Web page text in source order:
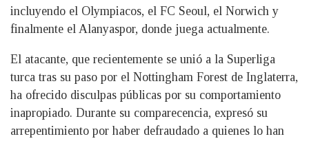
incluyendo el Olympiacos, el FC Seoul, el Norwich y
finalmente el Alanyaspor, donde juega actualmente.
El atacante, que recientemente se unió a la Superliga
turca tras su paso por el Nottingham Forest de Inglaterra,
ha ofrecido disculpas públicas por su comportamiento
inapropiado. Durante su comparecencia, expresó su
arrepentimiento por haber defraudado a quienes lo han